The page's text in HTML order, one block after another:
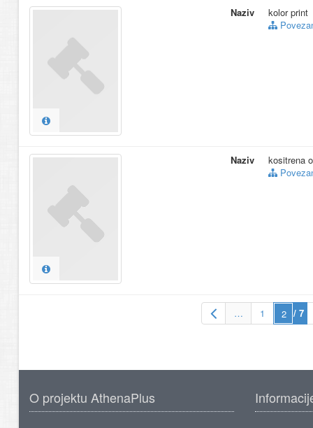
Naziv
kolor print
Naziv
kositrena
… 1 / 7
O projektu AthenaPlus